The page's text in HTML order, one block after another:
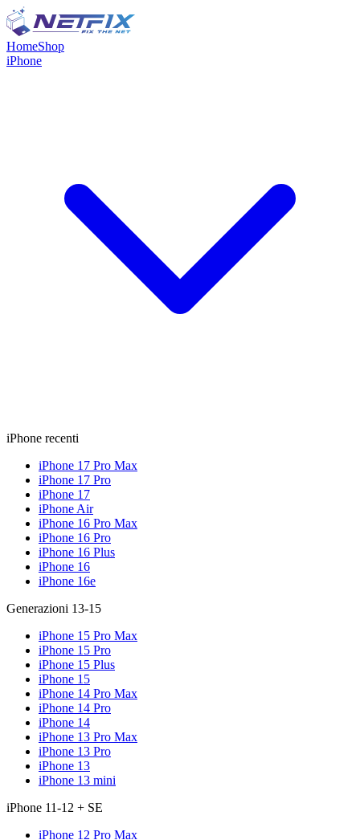
HomeShop
iPhone
iPhone recenti
iPhone 17 Pro Max
iPhone 17 Pro
iPhone 17
iPhone Air
iPhone 16 Pro Max
iPhone 16 Pro
iPhone 16 Plus
iPhone 16
iPhone 16e
Generazioni 13-15
iPhone 15 Pro Max
iPhone 15 Pro
iPhone 15 Plus
iPhone 15
iPhone 14 Pro Max
iPhone 14 Pro
iPhone 14
iPhone 13 Pro Max
iPhone 13 Pro
iPhone 13
iPhone 13 mini
iPhone 11-12 + SE
iPhone 12 Pro Max